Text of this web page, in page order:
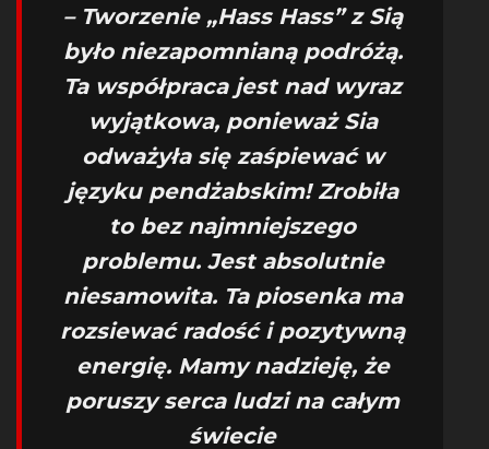
– Tworzenie „Hass Hass” z Sią
było niezapomnianą podróżą.
Ta współpraca jest nad wyraz
wyjątkowa, ponieważ Sia
odważyła się zaśpiewać w
języku pendżabskim! Zrobiła
to bez najmniejszego
problemu. Jest absolutnie
niesamowita. Ta piosenka ma
rozsiewać radość i pozytywną
energię. Mamy nadzieję, że
poruszy serca ludzi na całym
świecie